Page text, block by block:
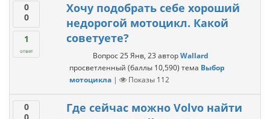
0
0
1
ответ
Хочу подобрать себе хороший
недорогой мотоцикл. Какой
советуете?
Вопрос 25 Янв, 23 авторWallard
просветленный (баллы 10,590) тема Выбор
мотоцикла | Показы 112
0
Где сейчас можно Volvo найти